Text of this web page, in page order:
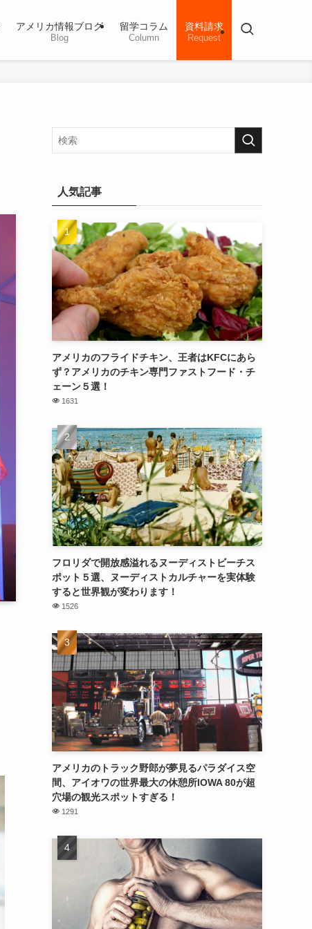
アメリカ情報ブログ
Blog
留学コラム
Column
資料請求
Request
人気記事
アメリカのフライドチキン、王者はKFCにあら
ず？アメリカのチキン専門ファストフード・チ
ェーン５選！
1631
フロリダで開放感溢れるヌーディストビーチス
ポット５選、ヌーディストカルチャーを実体験
すると世界観が変わります！
1526
アメリカのトラック野郎が夢見るパラダイス空
間、アイオワの世界最大の休憩所IOWA 80が超
穴場の観光スポットすぎる！
1291